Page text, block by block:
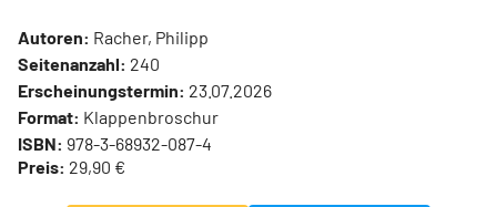
Autoren: Racher, Philipp
Seitenanzahl: 240
Erscheinungstermin: 23.07.2026
Format: Klappenbroschur
ISBN: 978-3-68932-087-4
Preis: 29,90 €